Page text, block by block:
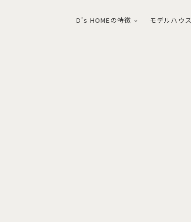
D's HOMEの特徴 モデルハウス